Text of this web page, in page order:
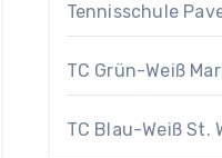
Tennisschule
TC Grün-Weiß
TC Blau-Weiß St.